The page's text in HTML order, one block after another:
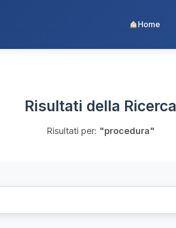
Home
Risultati della Ricerca
Risultati per: "procedura"